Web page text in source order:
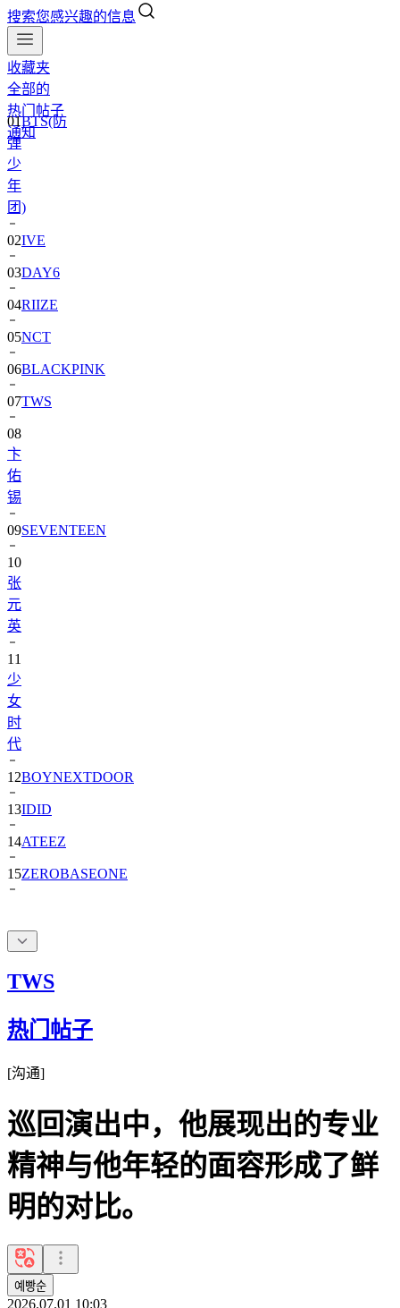
搜索您感兴趣的信息
收藏夹
全部的
热门帖子
通知
01BTS(防
弹
少
年
团)
02IVE
03DAY6
04RIIZE
05NCT
06BLACKPINK
07TWS
08
卞
佑
锡
09
10
张
元
英
11
少
女
时
代
12
13IDID
14ATEEZ
15ZEROBASEONE
TWS
热门帖子
[沟通]
巡回演出中，他展现出的专业
精神与他年轻的面容形成了鲜
明的对比。
예빵순
2026.07.01 10:03